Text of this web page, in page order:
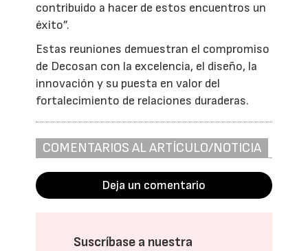
contribuido a hacer de estos encuentros un
éxito”.
Estas reuniones demuestran el compromiso
de Decosan con la excelencia, el diseño, la
innovación y su puesta en valor del
fortalecimiento de relaciones duraderas.
COMENTARIOS AL ARTÍCULO/NOTICIA
Deja un comentario
Suscríbase a nuestra